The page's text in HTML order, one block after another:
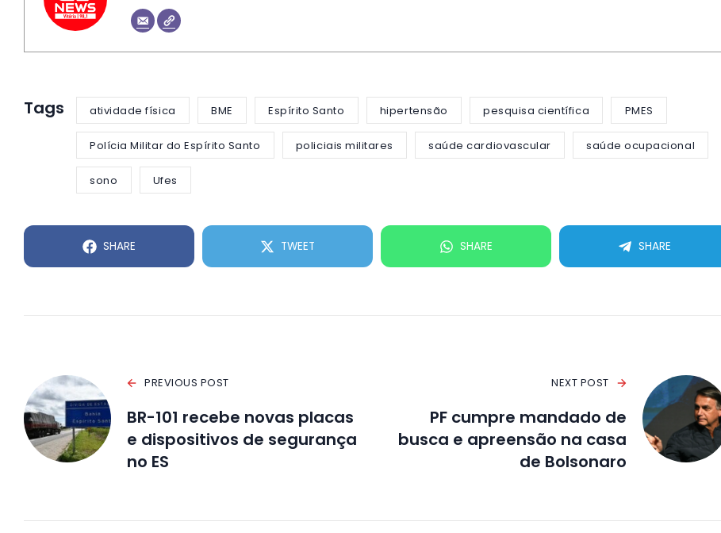
Tags atividade física BME Espírito Santo hipertensão pesquisa científica PMES
Polícia Militar do Espírito Santo policiais militares saúde cardiovascular saúde ocupacional
sono Ufes
SHARE TWEET SHARE SHARE
PREVIOUS POST
BR-101 recebe novas placas
e dispositivos de segurança
no ES
NEXT POST
PF cumpre mandado de
busca e apreensão na casa
de Bolsonaro